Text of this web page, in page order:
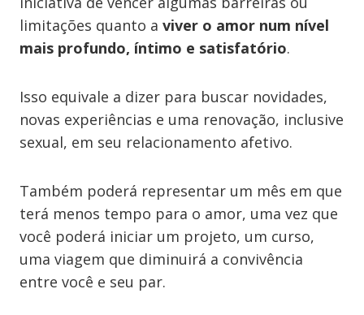
limitações quanto a viver o amor num nível
mais profundo, íntimo e satisfatório.
Isso equivale a dizer para buscar novidades,
novas experiências e uma renovação, inclusive
sexual, em seu relacionamento afetivo.
Também poderá representar um mês em que
terá menos tempo para o amor, uma vez que
você poderá iniciar um projeto, um curso,
uma viagem que diminuirá a convivência
entre você e seu par.